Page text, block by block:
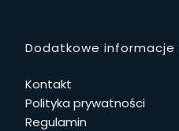
Linki w stopce
Dodatkowe informacje
Kontakt
Polityka prywatności
Regulamin